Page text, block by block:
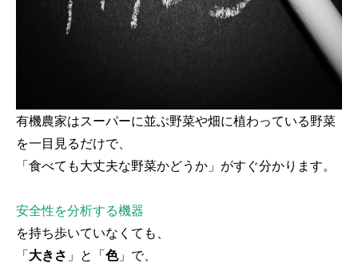
有機農家はスーパーに並ぶ野菜や畑に植わっている野菜
を一目見るだけで、
「食べても大丈夫な野菜かどうか」がすぐ分かります。
安全性を分析する機器
を持ち歩いていなくても、
「大きさ 」と「色」で、